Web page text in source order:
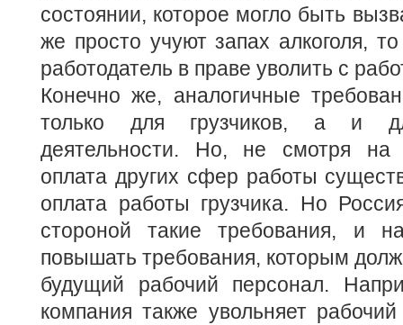
состоянии, которое могло быть
же просто учуют запах алкоголя,
работодатель в праве уволить с
Конечно же, аналогичные
только для грузчиков, а и
деятельности. Но, не смотря на
оплата других сфер работы
оплата работы грузчика. Но
стороной такие требования, и
повышать требования, которым
будущий рабочий персонал.
компания также увольняет